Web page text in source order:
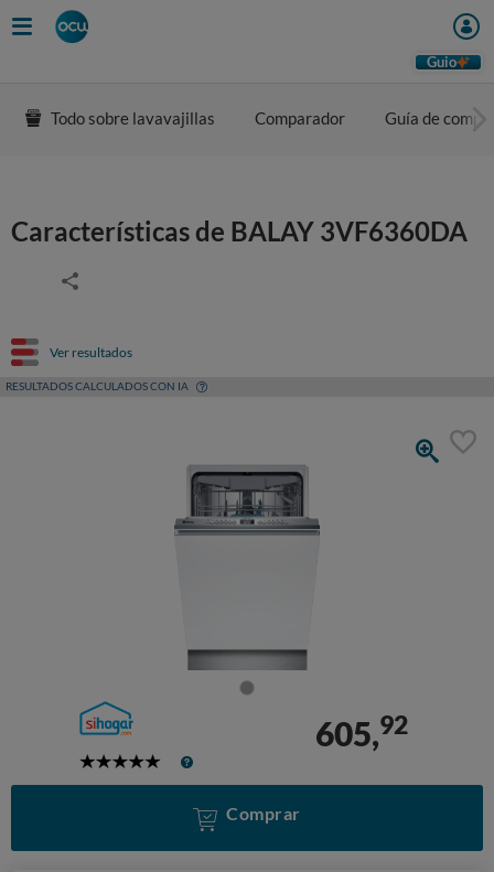
Guio
Todo sobre lavavajillas Comparador Guía de
Características de BALAY 3VF6360DA
Ver resultados
RESULTADOS CALCULADOS CON IA
5
605,92
Comprar